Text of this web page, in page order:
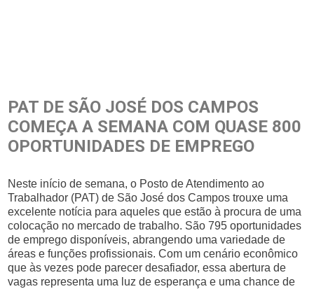
PAT DE SÃO JOSÉ DOS CAMPOS
COMEÇA A SEMANA COM QUASE 800
OPORTUNIDADES DE EMPREGO
Neste início de semana, o Posto de Atendimento ao
Trabalhador (PAT) de São José dos Campos trouxe uma
excelente notícia para aqueles que estão à procura de uma
colocação no mercado de trabalho. São 795 oportunidades
de emprego disponíveis, abrangendo uma variedade de
áreas e funções profissionais. Com um cenário econômico
que às vezes pode parecer desafiador, essa abertura de
vagas representa uma luz de esperança e uma chance de